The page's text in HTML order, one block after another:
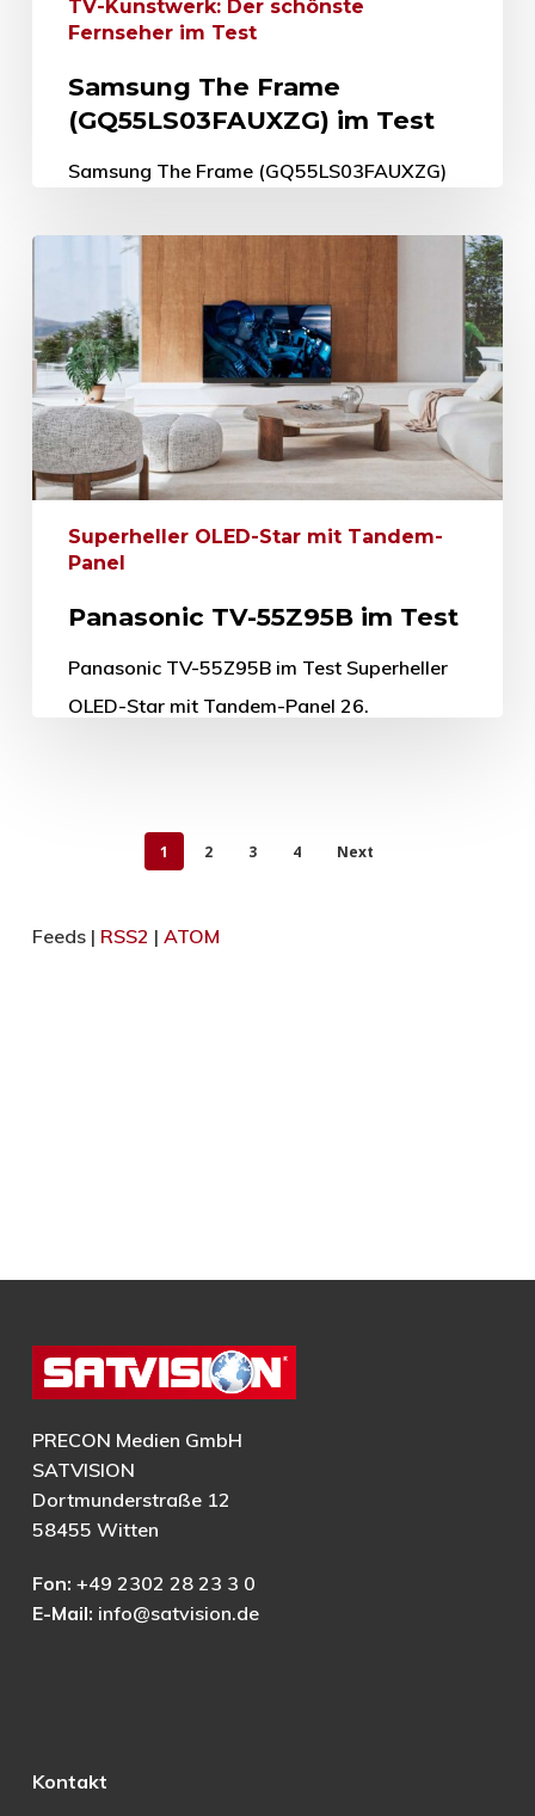
TV-Kunstwerk: Der schönste
Fernseher im Test
Samsung The Frame
(GQ55LS03FAUXZG) im Test
Samsung The Frame (GQ55LS03FAUXZG)
Fernseher im Test 31. Oktober 2025 So
Fernseher bei Filmen, Serien oder…
31. Oktober 2025
Superheller OLED-Star mit Tandem-
Panel
Panasonic TV-55Z95B im Test
Panasonic TV-55Z95B im Test Superheller
OLED-Star mit Tandem-Panel 26.
1 2 3 4 Next
Feeds | RSS2 | ATOM
PRECON Medien GmbH
SATVISION
Dortmunderstraße 12
58455 Witten
Fon: +49 2302 28 23 3 0
E-Mail: info@satvision.de
Kontakt